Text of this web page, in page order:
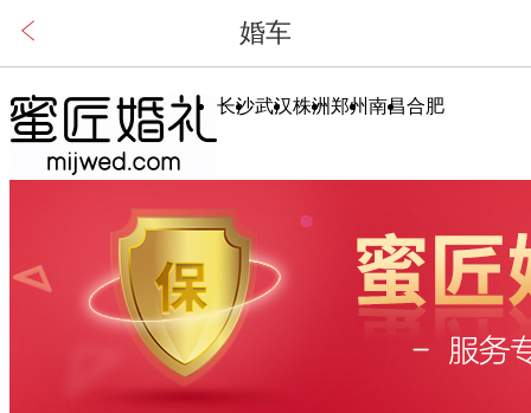
长沙武汉株洲郑州南昌合肥